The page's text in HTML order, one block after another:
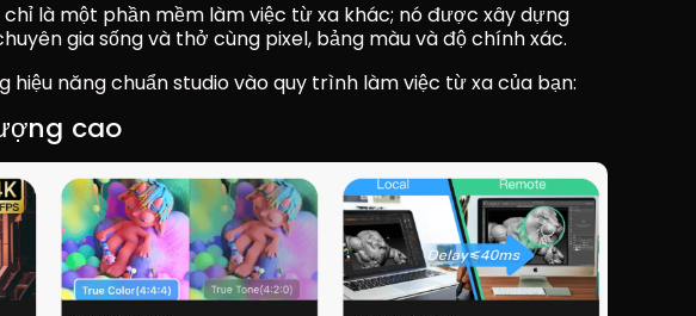
là một phần mềm làm việc từ xa khác; nó được xây dựng
gia sống và thở cùng pixel, bảng màu và độ chính xác.
hiệu năng chuẩn studio vào quy trình làm việc từ xa của bạn:
cao